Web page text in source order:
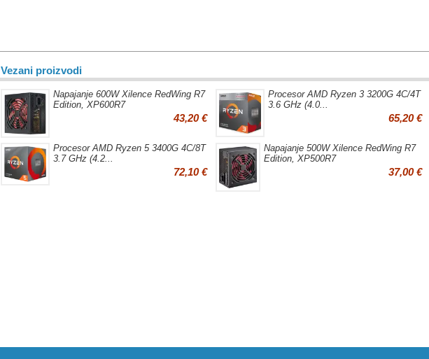
Vezani proizvodi
Napajanje 600W Xilence RedWing R7
Edition, XP600R7
43,20 €
Procesor AMD Ryzen 3 3200G 4C/4T
3.6 GHz (4.0...
65,20 €
Procesor AMD Ryzen 5 3400G 4C/8T
3.7 GHz (4.2...
72,10 €
Napajanje 500W Xilence RedWing R7
Edition, XP500R7
37,00 €